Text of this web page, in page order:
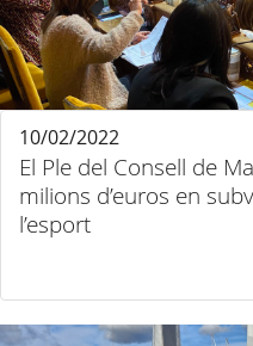
El Ple del Consell de
milions d’euros en
l’esport
10/02/2022